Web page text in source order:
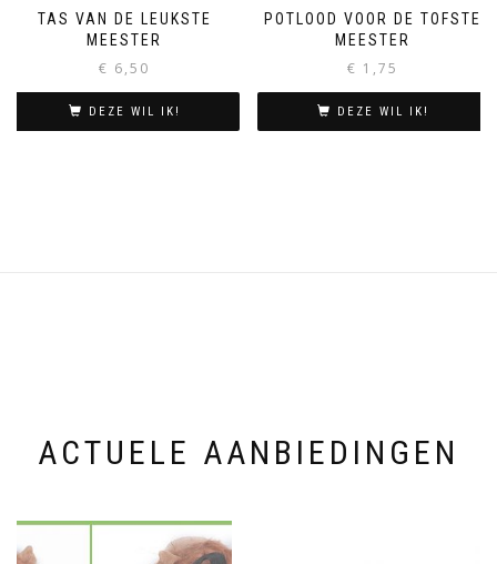
TAS VAN DE LEUKSTE
MEESTER
€ 6,50
DEZE WIL IK!
POTLOOD VOOR DE TOFSTE
MEESTER
€ 1,75
DEZE WIL IK!
ACTUELE AANBIEDINGEN